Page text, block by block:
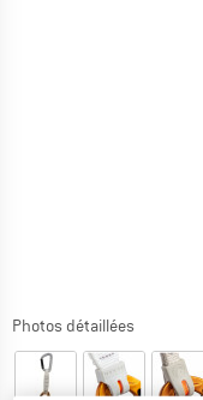
Photos détaillées